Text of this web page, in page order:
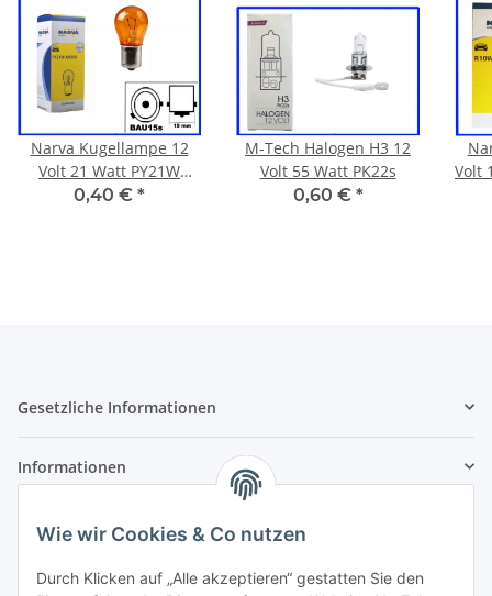
Wie wir Cookies & Co nutzen
Durch Klicken auf „Alle akzeptieren“ gestatten Sie den
Narva Kugellampe 12
Volt 21 Watt PY21W
BAU15s amber orange
0,40 € *
M-Tech Halogen H3 12
Volt 55 Watt PK22s
0,60 € *
Volt
Gesetzliche Informationen
Informationen
Zahlung und Versand